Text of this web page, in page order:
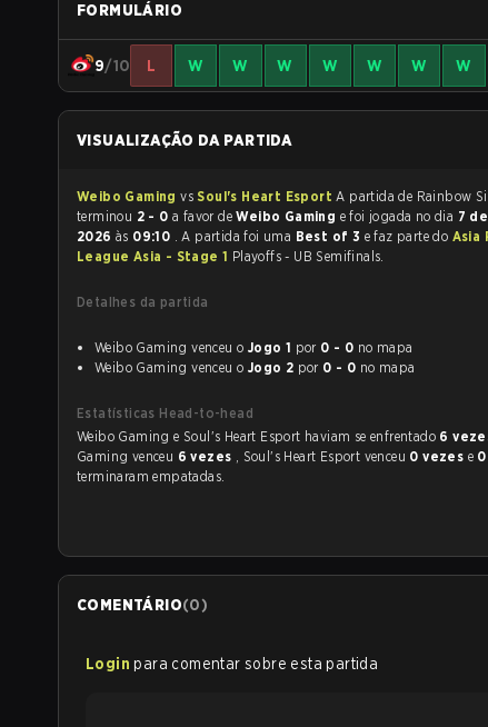
FORMULÁRIO
9/10 L W W W W W W W
VISUALIZAÇÃO DA PARTIDA
Weibo Gamingvs Soul's Heart EsportA partida de Rainbow Six Siege
terminou 2 - 0 a favor deWeibo Gaming e foi jogada no dia 7
2026 às 09:10 . A partida foi uma Best of 3 e faz parte do Asia
League Asia - Stage 1 Playoffs - UB Semifinals.
Detalhes da partida
Weibo Gaming venceu o Jogo 1 por 0 - 0 no mapa
Weibo Gaming venceu o Jogo 2 por 0 - 0 no mapa
Estatísticas Head-to-head
Weibo Gaming e Soul's Heart Esport haviam se enfrentado 6
Gaming venceu 6 vezes , Soul's Heart Esport venceu 0 vezes e
terminaram empatadas.
COMENTÁRIO(0)
Login para comentar sobre esta partida